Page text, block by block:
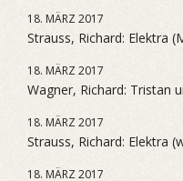
18. MÄRZ 2017
Strauss, Richard: Elektra
18. MÄRZ 2017
Wagner, Richard: Tristan
18. MÄRZ 2017
Strauss, Richard: Elektra
18. MÄRZ 2017